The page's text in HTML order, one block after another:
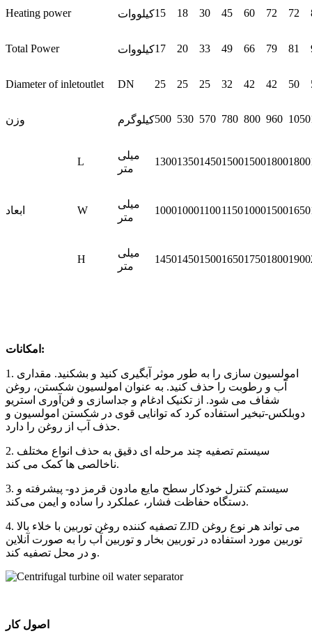
Heating power کیلووات15 18 30 45 60 72 72
Total Power کیلووات17 20 33 49 66 79 81
Diameter of inletoutlet DN 25 25 25 32 42 42 50
وزن کیلوگرم500 530 570 780 800 960 1050
ابعاد
L
میلی
متر
1300135014501500150018001800
W
میلی
متر
1000100011001150100015001650
H
میلی
متر
1450145015001650175018001900
امکانات:
1. امولسیون سازی را به طور موثر آبگیری کنید و بشکنید. مقداری
آب و رطوبت را حذف کنید. به عنوان امولسیون شکستن، روغن
شفاف می شود. از تکنیک ادغام و جداسازی و فن‌آوری استریو
دوبلکس-تبخیر استفاده کرد که توانایی قوی در شکستن امولسیون و
حذف آب از روغن را دارد.
2. سیستم تصفیه چند مرحله ای دقیق به حذف انواع مختلف
ناخالصی ها کمک می کند.
3. سیستم کنترل خودکار سطح مایع مادون قرمز دو- پیشرفته و
دستگاه حفاظت فشار، عملکرد را ساده و ایمن می‌کند.
4. تصفیه کننده روغن توربین با خلاء بالا ZJD می تواند هر نوع روغن
توربین مورد استفاده در توربین بخار و توربین آب را به صورت آنلاین
و در محل تصفیه کند.
اصول کار